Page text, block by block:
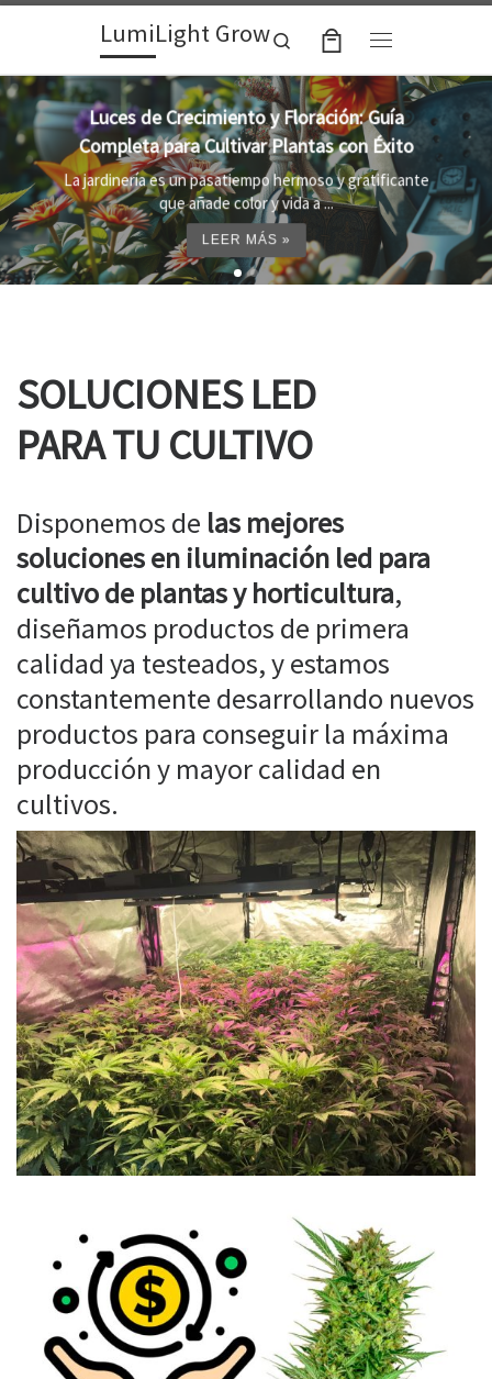
Skip to contentLumiLight Grow
Search
Lámparas para indoor: la clave para un
crecimiento óptimo de tus plantas
Al cultivar plantas en el interior, es importante
proporcionar el entorno adecuado ...
LEER MÁS »
SOLUCIONES LED
PARA TU CULTIVO
Disponemos de las mejores
soluciones en iluminación led para
cultivo de plantas y horticultura,
diseñamos productos de primera
calidad ya testeados, y estamos
constantemente desarrollando nuevos
productos para conseguir la máxima
producción y mayor calidad en
cultivos.